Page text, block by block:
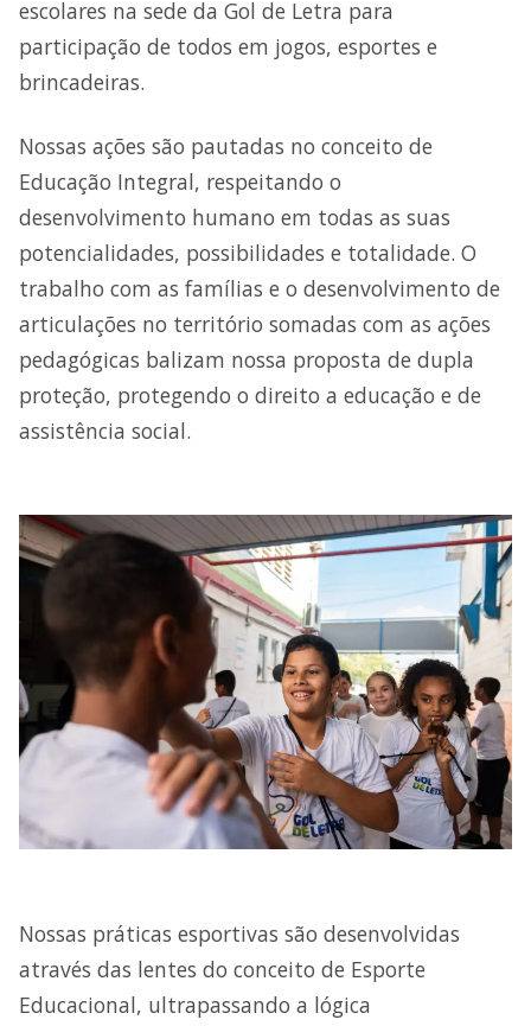
escolares na sede da Gol de Letra para
participação de todos em jogos, esportes e
brincadeiras.
Nossas ações são pautadas no conceito de
Educação Integral, respeitando o
desenvolvimento humano em todas as suas
potencialidades, possibilidades e totalidade. O
trabalho com as famílias e o desenvolvimento de
articulações no território somadas com as ações
pedagógicas balizam nossa proposta de dupla
proteção, protegendo o direito a educação e de
assistência social.
Nossas práticas esportivas são desenvolvidas
através das lentes do conceito de Esporte
Educacional, ultrapassando a lógica